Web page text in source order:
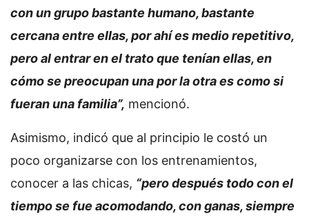
con un grupo bastante humano, bastante
cercana entre ellas, por ahí es medio repetitivo,
pero al entrar en el trato que tenían ellas, en
cómo se preocupan una por la otra es como si
fueran una familia”, mencionó.
Asimismo, indicó que al principio le costó un
poco organizarse con los entrenamientos,
conocer a las chicas, “pero después todo con el
tiempo se fue acomodando, con ganas, siempre